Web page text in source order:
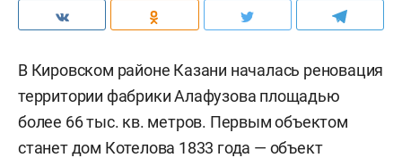
В Кировском районе Казани началась реновация
территории фабрики Алафузова площадью
более 66 тыс. кв. метров. Первым объектом
станет дом Котелова 1833 года — объект